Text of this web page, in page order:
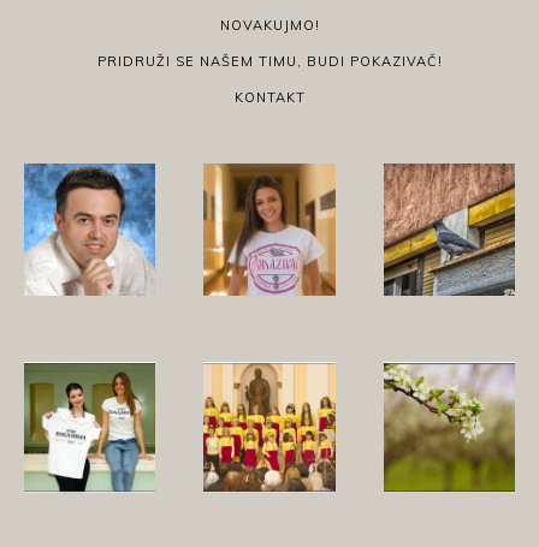
NOVAKUJMO!
PRIDRUŽI SE NAŠEM TIMU, BUDI POKAZIVAČ!
KONTAKT